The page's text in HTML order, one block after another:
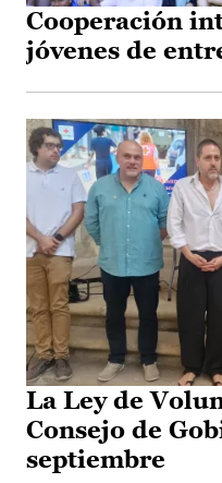
Cooperación
jóvenes de
La Ley de
Consejo de
septiembre